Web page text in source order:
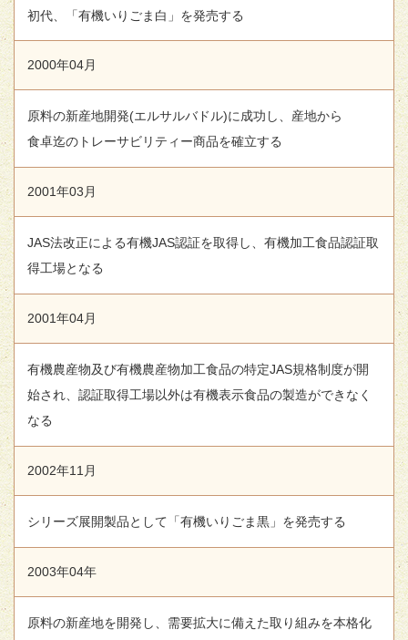
初代、「有機いりごま白」を発売する
2000年04月
原料の新産地開発(エルサルバドル)に成功し、産地から
食卓迄のトレーサビリティー商品を確立する
2001年03月
JAS法改正による有機JAS認証を取得し、有機加工食品認証取
得工場となる
2001年04月
有機農産物及び有機農産物加工食品の特定JAS規格制度が開
始され、認証取得工場以外は有機表示食品の製造ができなく
なる
2002年11月
シリーズ展開製品として「有機いりごま黒」を発売する
2003年04年
原料の新産地を開発し、需要拡大に備えた取り組みを本格化